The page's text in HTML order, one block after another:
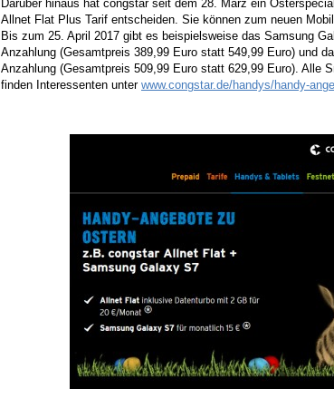
Darüber hinaus hat congstar seit dem 28. März ein
Allnet Flat Plus Tarif entscheiden. Sie können zum neuen
Bis zum 25. April 2017 gibt es beispielsweise das Samsung
Anzahlung (Gesamtpreis 389,99 Euro statt 549,99 Euro) und
Anzahlung (Gesamtpreis 509,99 Euro statt 629,99 Euro). Alle
finden Interessenten unter www.congstar.de/handys/handy-